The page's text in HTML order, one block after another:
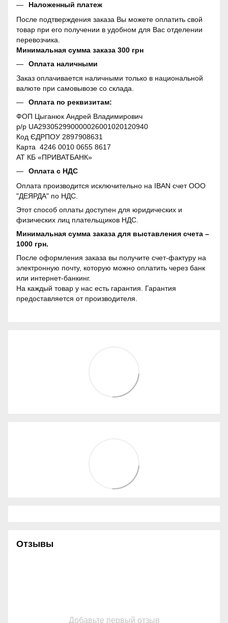
Наложенный платеж
После подтверждения заказа Вы можете оплатить свой
товар при его получении в удобном для Вас отделении
перевозчика.
Минимальная сумма заказа 300 грн
Оплата наличными
Заказ оплачивается наличными только в национальной
валюте при самовывозе со склада.
Оплата по реквизитам:
ФОП Цыганюк Андрей Владимирович
р/р UA293052990000026001020120940
Код ЄДРПОУ 2897908631
Карта 4246 0010 0655 8617
АТ КБ «ПРИВАТБАНК»
Оплата с НДС
Оплата производится исключительно на IBAN счет ООО
"ДЕЯРДА" по НДС.
Этот способ оплаты доступен для юридических и
физических лиц плательщиков НДС.
Минимальная сумма заказа для выставления счета –
1000 грн.
После оформления заказа вы получите счет-фактуру на
электронную почту, которую можно оплатить через банк
или интернет-банкинг.
На каждый товар у нас есть гарантия. Гарантия
предоставляется от производителя.
Отзывы
Добавьте первый отзыв